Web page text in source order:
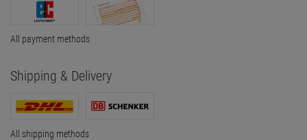
All payment methods
Shipping & Delivery
All shipping methods